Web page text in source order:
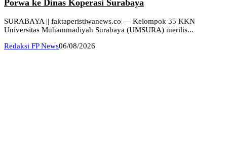
Porwa ke Dinas Koperasi Surabaya
SURABAYA || faktaperistiwanews.co — Kelompok 35 KKN
Universitas Muhammadiyah Surabaya (UMSURA) merilis...
Redaksi FP News06/08/2026